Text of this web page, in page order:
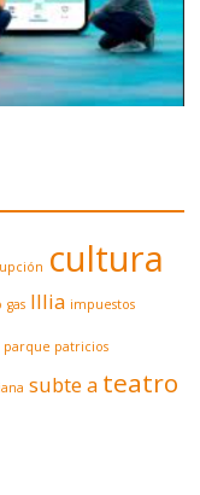
cultura
gas Illia impuestos
parque patricios
subte a teatro